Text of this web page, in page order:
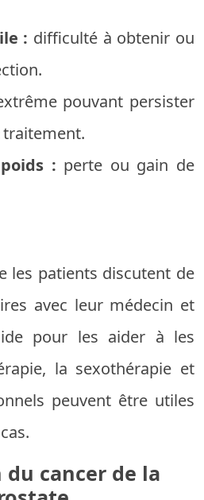
: difficulté à obtenir ou
pouvant persister
traitement.
: perte ou gain de
les patients discutent de
avec leur médecin et
pour les aider à les
la sexothérapie et
peuvent être utiles
cancer de la